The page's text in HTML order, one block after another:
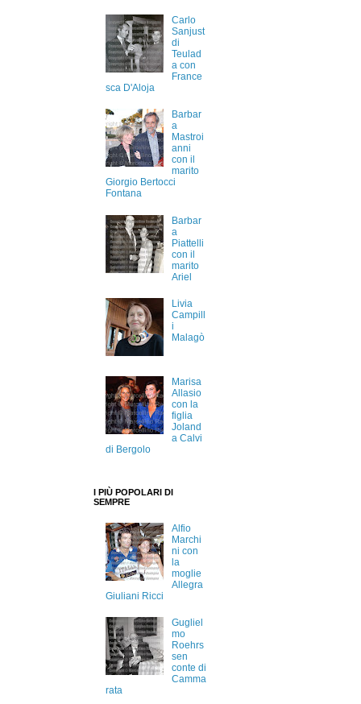
Carlo
Sanjust
di
Teulad
a con
France
sca D'Aloja
Barbar
a
Mastroi
anni
con il
marito
Giorgio Bertocci
Fontana
Barbar
a
Piattelli
con il
marito
Ariel
Livia
Campill
i
Malagò
Marisa
Allasio
con la
figlia
Joland
a Calvi
di Bergolo
I PIÙ POPOLARI DI
SEMPRE
Alfio
Marchi
ni con
la
moglie
Allegra
Giuliani Ricci
Gugliel
mo
Roehrs
sen
conte di
Camma
rata